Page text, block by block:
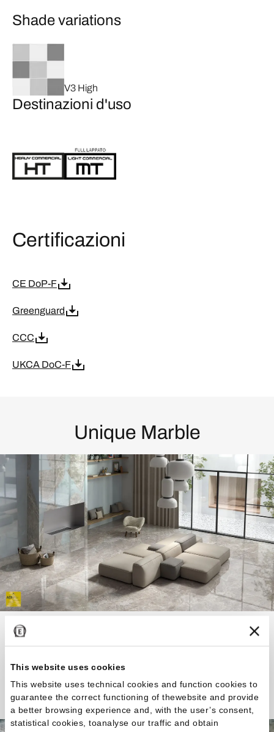
This website uses cookies
This website uses technical cookies and function cookies to
guarantee the correct functioning of thewebsite and provide
a better browsing experience and, with the user’s consent,
statistical cookies, toanalyse our traffic and obtain
Shade variations
V3 High
Destinazioni d'uso
Certificazioni
CE DoP-F
Greenguard
CCC
UKCA DoC-F
Unique Marble
La bellezza eterna del marmo sposa la leggerezza
Scopri la Collezione